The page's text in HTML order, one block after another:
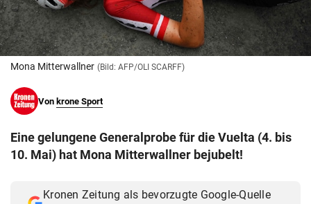
© Krone Multimedia GmbH & Co KG 2026
Muthgasse 2, 1190 Wien
Mona Mitterwallner (Bild: AFP/OLI SCARFF)
Von krone Sport
Eine gelungene Generalprobe für die Vuelta (4. bis
10. Mai) hat Mona Mitterwallner bejubelt!
Kronen Zeitung als bevorzugte Google-Quelle